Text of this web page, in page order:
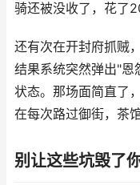
骑还被没收了，花了
还有次在开封府抓贼
结果系统突然弹出"恩
状态。那场面简直了
在每次路过御街，茶
别让这些坑毁了